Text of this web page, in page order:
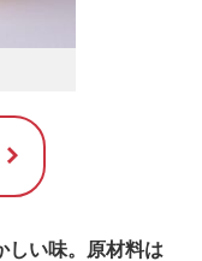
しい味。原材料は